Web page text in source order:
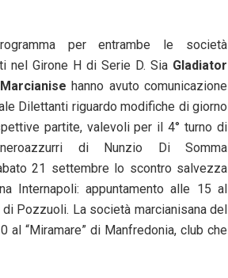
per entrambe le società
nel Girone H di Serie D. Sia Gladiator
hanno avuto comunicazione
Dilettanti riguardo modifiche di giorno
partite, valevoli per il 4° turno di
di Nunzio Di Somma
21 settembre lo scontro salvezza
Internapoli: appuntamento alle 15 al
di Pozzuoli. La società marcianisana del
al “Miramare” di Manfredonia, club che